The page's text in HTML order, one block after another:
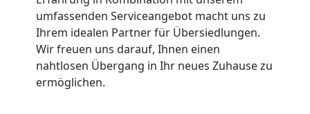
umfassenden Serviceangebot macht uns zu
Ihrem idealen Partner für Übersiedlungen.
Wir freuen uns darauf, Ihnen einen
nahtlosen Übergang in Ihr neues Zuhause zu
ermöglichen.
Leonding
Möbeltaxi
Leonding